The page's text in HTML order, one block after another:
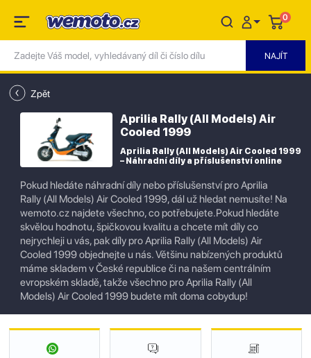
0
Zpět
Aprilia Rally (All Models) Air
Cooled 1999
Aprilia Rally (All Models) Air Cooled 1999
– Náhradní díly a příslušenství online
Pokud hledáte náhradní díly nebo příslušenství pro Aprilia
Rally (All Models) Air Cooled 1999, dál už hledat nemusíte! Na
wemoto.cz najdete všechno, co potřebujete.Pokud hledáte
skvělou hodnotu, špičkovou kvalitu a chcete mít díly co
nejrychleji u vás, pak díly pro Aprilia Rally (All Models) Air
Cooled 1999 objednejte u nás. Většinu nabízených produktů
máme skladem v České republice či na našem centrálním
evropském skladě, takže všechno pro Aprilia Rally (All
Models) Air Cooled 1999 budete mít doma cobydup!